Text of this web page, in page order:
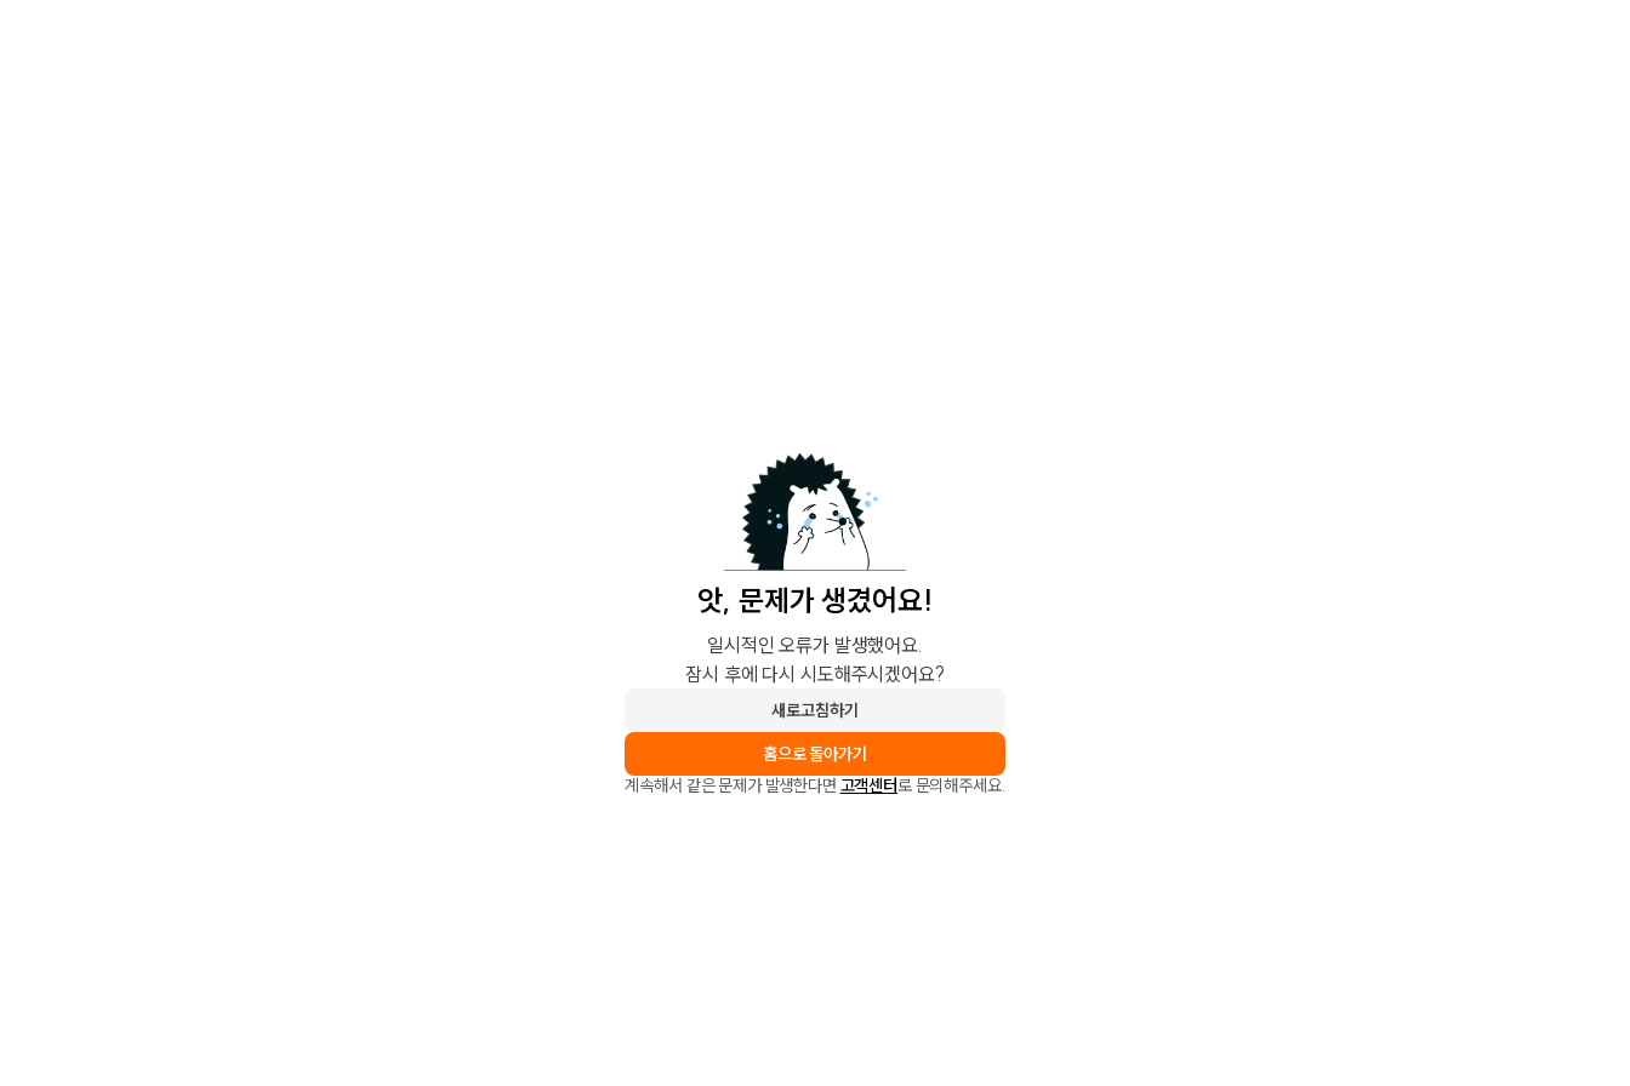
앗, 문제가 생겼어요!
일시적인 오류가 발생했어요.
잠시 후에 다시 시도해주시겠어요?
새로고침하기
홈으로 돌아가기
계속해서 같은 문제가 발생한다면 고객센터로 문의해주세요.